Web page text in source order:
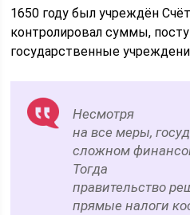
1650 году был учреждён
контролировал суммы,
государственные
Несмотря
на все меры,
сложном
Тогда
правительство
прямые налоги